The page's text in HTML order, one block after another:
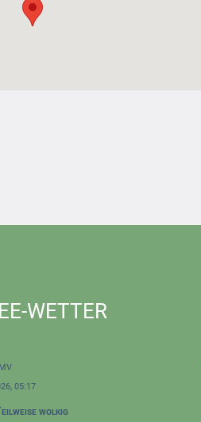
WETTER
05:17
wolkig